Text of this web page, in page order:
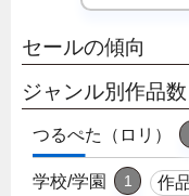
セールの傾向
ジャンル別作品数
つるぺた（ロリ）
学校/学園 1 作